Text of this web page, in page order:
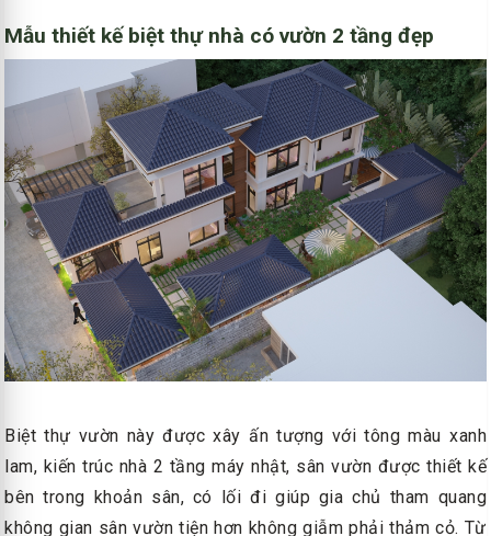
Mẫu thiết kế biệt thự nhà có vườn 2 tầng đẹp
Biệt thự vườn này được xây ấn tượng với tông màu xanh
lam, kiến trúc nhà 2 tầng máy nhật, sân vườn được thiết kế
bên trong khoản sân, có lối đi giúp gia chủ tham quang
không gian sân vườn tiện hơn không giẫm phải thảm cỏ. Từ